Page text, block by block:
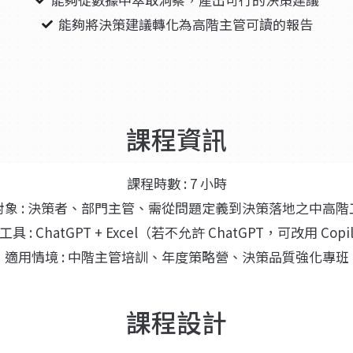
能夠將決策建議轉化為高階主管可讀的報告
課程資訊
課程時數 : 7 小時
象 : 決策者、部門主管、需從問題定義到決策落地之中高
具 : ChatGPT + Excel（若不允許 ChatGPT，可改用
適用情境 : 中階主管培訓、年度策略營、決策品質強化專班
課程設計